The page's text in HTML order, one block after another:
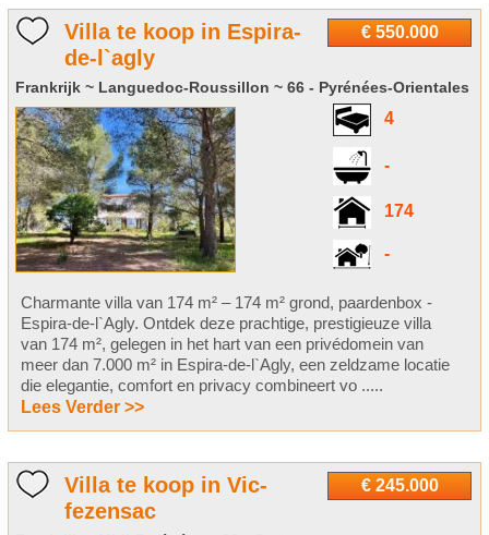
€ 550.000
Villa te koop in Espira-
de-l`agly
Frankrijk ~ Languedoc-Roussillon ~ 66 - Pyrénées-Orientales
4
-
174
-
Charmante villa van 174 m² – 174 m² grond, paardenbox -
Espira-de-l`Agly. Ontdek deze prachtige, prestigieuze villa
van 174 m², gelegen in het hart van een privédomein van
meer dan 7.000 m² in Espira-de-l`Agly, een zeldzame locatie
die elegantie, comfort en privacy combineert vo .....
Lees Verder >>
€ 245.000
Villa te koop in Vic-
fezensac